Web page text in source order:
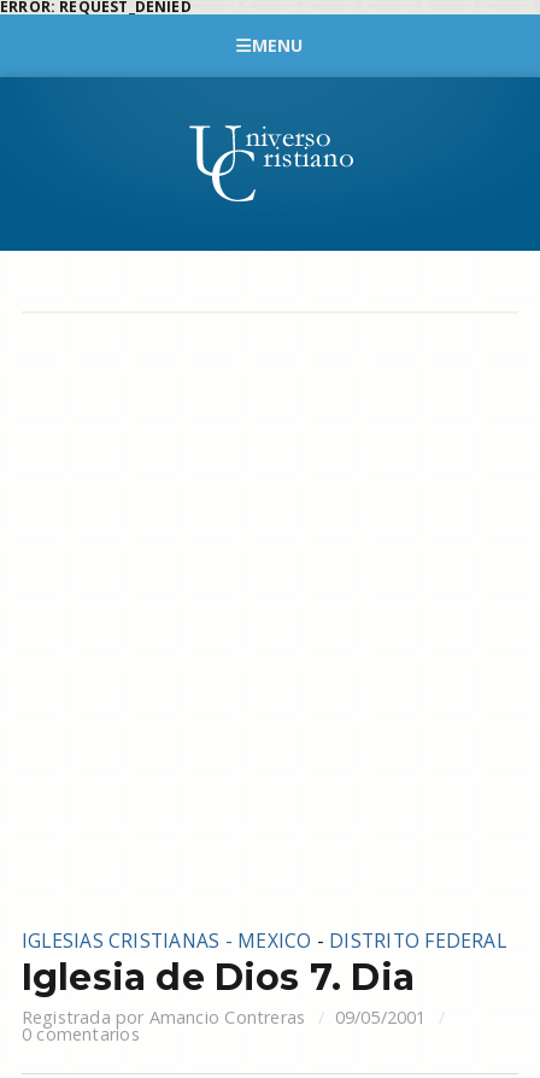
ERROR: REQUEST_DENIED
MENU
IGLESIAS CRISTIANAS - MEXICO - DISTRITO FEDERAL
Iglesia de Dios 7. Dia
Registrada por Amancio Contreras 09/05/2001
0 comentarios